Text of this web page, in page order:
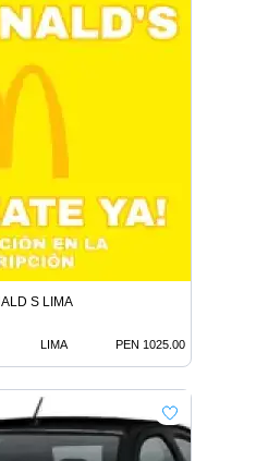
S LIMA
LIMA PEN 1025.00